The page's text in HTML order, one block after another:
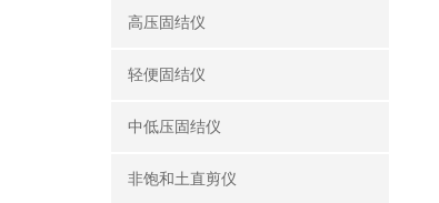
高压固结仪
轻便固结仪
中低压固结仪
非饱和土直剪仪